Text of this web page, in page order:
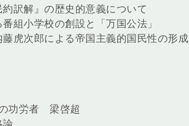
訳解』の歴史的意義について
組小学校の創設と「万国公法」
虎次郎による帝国主義的国民性の形成
功労者 梁啓超